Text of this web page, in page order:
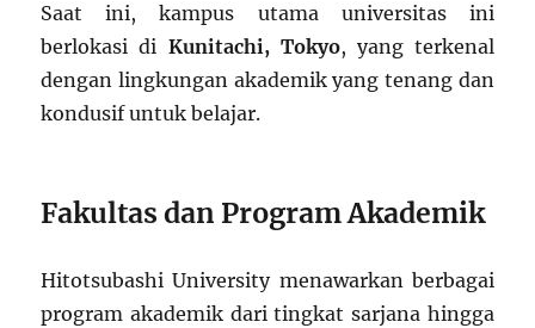
Saat ini, kampus utama universitas ini
berlokasi di Kunitachi, Tokyo, yang terkenal
dengan lingkungan akademik yang tenang dan
kondusif untuk belajar.
Fakultas dan Program Akademik
Hitotsubashi University menawarkan berbagai
program akademik dari tingkat sarjana hingga